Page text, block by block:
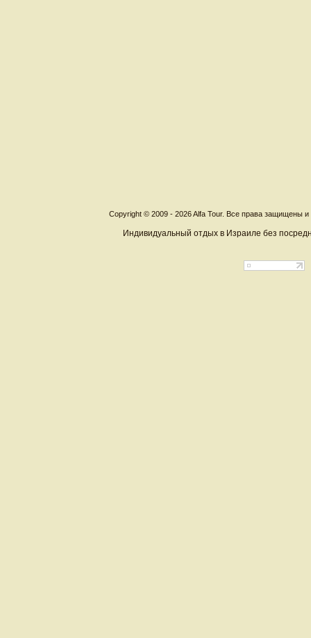
Copyright © 2009 - 2026 Alfa Tour. Все права защищены и
Индивидуальный отдых в Израиле без